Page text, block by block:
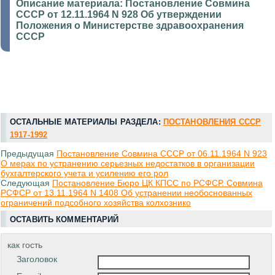
Описание материала: Постановление Совмина
СССР от 12.11.1964 N 928 Об утверждении
Положения о Министерстве здравоохранения
СССР
ОСТАЛЬНЫЕ МАТЕРИАЛЫ РАЗДЕЛА: ПОСТАНОВЛЕНИЯ СССР
1917-1992
Предыдущая Постановление Совмина СССР от 06.11.1964 N 923
О мерах по устранению серьезных недостатков в организации
бухгалтерского учета и усилению его рол
Следующая Постановление Бюро ЦК КПСС по РСФСР. Совмина
РСФСР от 13.11.1964 N 1408 Об устранении необоснованных
ограничений подсобного хозяйства колхознико
ОСТАВИТЬ КОММЕНТАРИЙ
как гость
Заголовок